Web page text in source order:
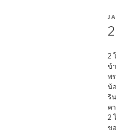
2
ข้
พ
น้
ริ
ค
2
ข